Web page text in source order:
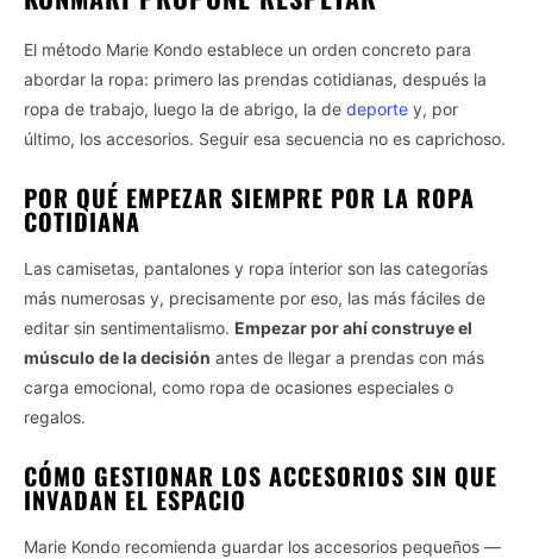
El método Marie Kondo establece un orden concreto para
abordar la ropa: primero las prendas cotidianas, después la
ropa de trabajo, luego la de abrigo, la de deporte y, por
último, los accesorios. Seguir esa secuencia no es caprichoso.
POR QUÉ EMPEZAR SIEMPRE POR LA ROPA
COTIDIANA
Las camisetas, pantalones y ropa interior son las categorías
más numerosas y, precisamente por eso, las más fáciles de
editar sin sentimentalismo. Empezar por ahí construye el
músculo de la decisión antes de llegar a prendas con más
carga emocional, como ropa de ocasiones especiales o
regalos.
CÓMO GESTIONAR LOS ACCESORIOS SIN QUE
INVADAN EL ESPACIO
Marie Kondo recomienda guardar los accesorios pequeños —